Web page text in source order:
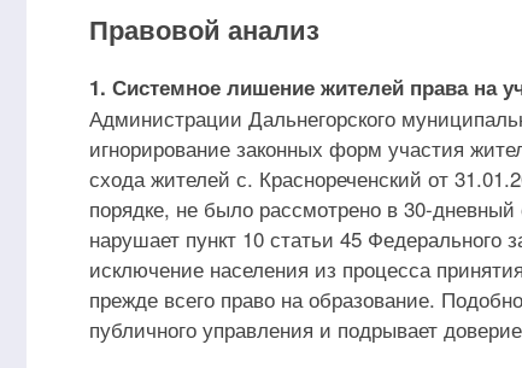
Правовой анализ
1. Системное лишение жителей права на
Администрации Дальнегорского
игнорирование законных форм участия
схода жителей с. Краснореченский от
порядке, не было рассмотрено в 30-
нарушает пункт 10 статьи 45
исключение населения из процесса
прежде всего право на образование.
публичного управления и подрывает